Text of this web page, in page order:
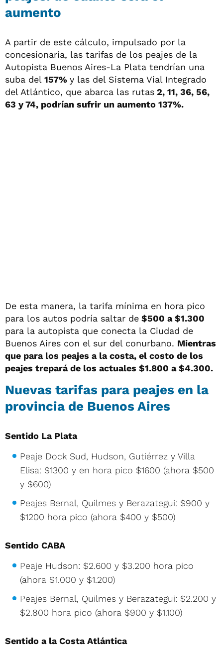
aumento
A partir de este cálculo, impulsado por la
concesionaria, las tarifas de los peajes de la
Autopista Buenos Aires-La Plata tendrían una
suba del 157% y las del Sistema Vial Integrado
del Atlántico, que abarca las rutas 2, 11, 36, 56,
63 y 74, podrían sufrir un aumento 137%.
De esta manera, la tarifa mínima en hora pico
para los autos podría saltar de $500 a $1.300
para la autopista que conecta la Ciudad de
Buenos Aires con el sur del conurbano. Mientras
que para los peajes a la costa, el costo de los
peajes trepará de los actuales $1.800 a $4.300.
Nuevas tarifas para peajes en la
provincia de Buenos Aires
Sentido La Plata
Peaje Dock Sud, Hudson, Gutiérrez y Villa
Elisa: $1300 y en hora pico $1600 (ahora $500
y $600)
Peajes Bernal, Quilmes y Berazategui: $900 y
$1200 hora pico (ahora $400 y $500)
Sentido CABA
Peaje Hudson: $2.600 y $3.200 hora pico
(ahora $1.000 y $1.200)
Peajes Bernal, Quilmes y Berazategui: $2.200 y
$2.800 hora pico (ahora $900 y $1.100)
Sentido a la Costa Atlántica